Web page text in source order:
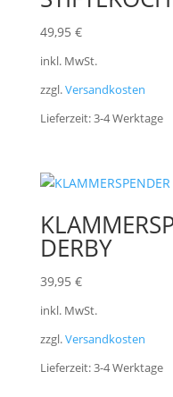
49,95 €
inkl. MwSt.
zzgl.Versandkosten
Lieferzeit:3-4 Werktage
DERBY
39,95 €
inkl. MwSt.
zzgl.Versandkosten
Lieferzeit:3-4 Werktage